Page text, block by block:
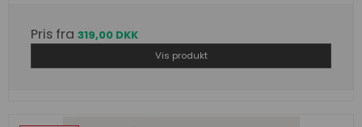
Pris fra 319,00 DKK
Vis produkt